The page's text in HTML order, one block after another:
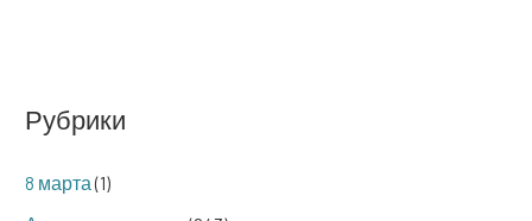
Рубрики
8 марта(1)